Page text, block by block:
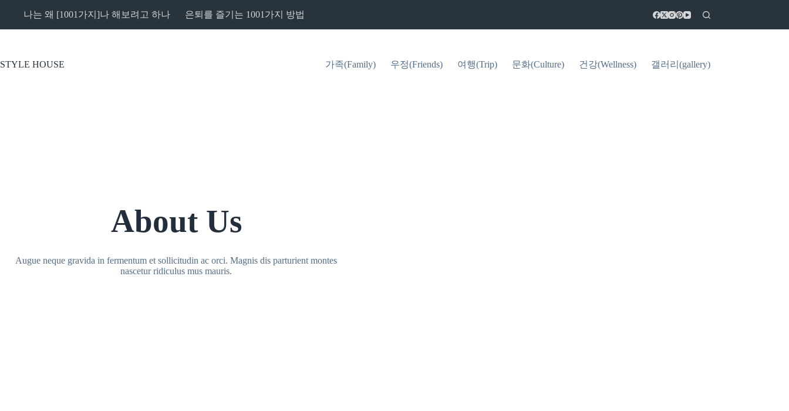
으
너
나는 왜 [1001가지]나 해보려고 하나 은퇴를 즐기는 1001가지 방법
STYLE HOUSE 가족(Family) 우정(Friends) 여행(Trip) 문화(Culture) 건강(Wellness) 갤러리(gallery)
About Us
Augue neque gravida in fermentum et sollicitudin ac orci. Magnis dis parturient montes
nascetur ridiculus mus mauris.